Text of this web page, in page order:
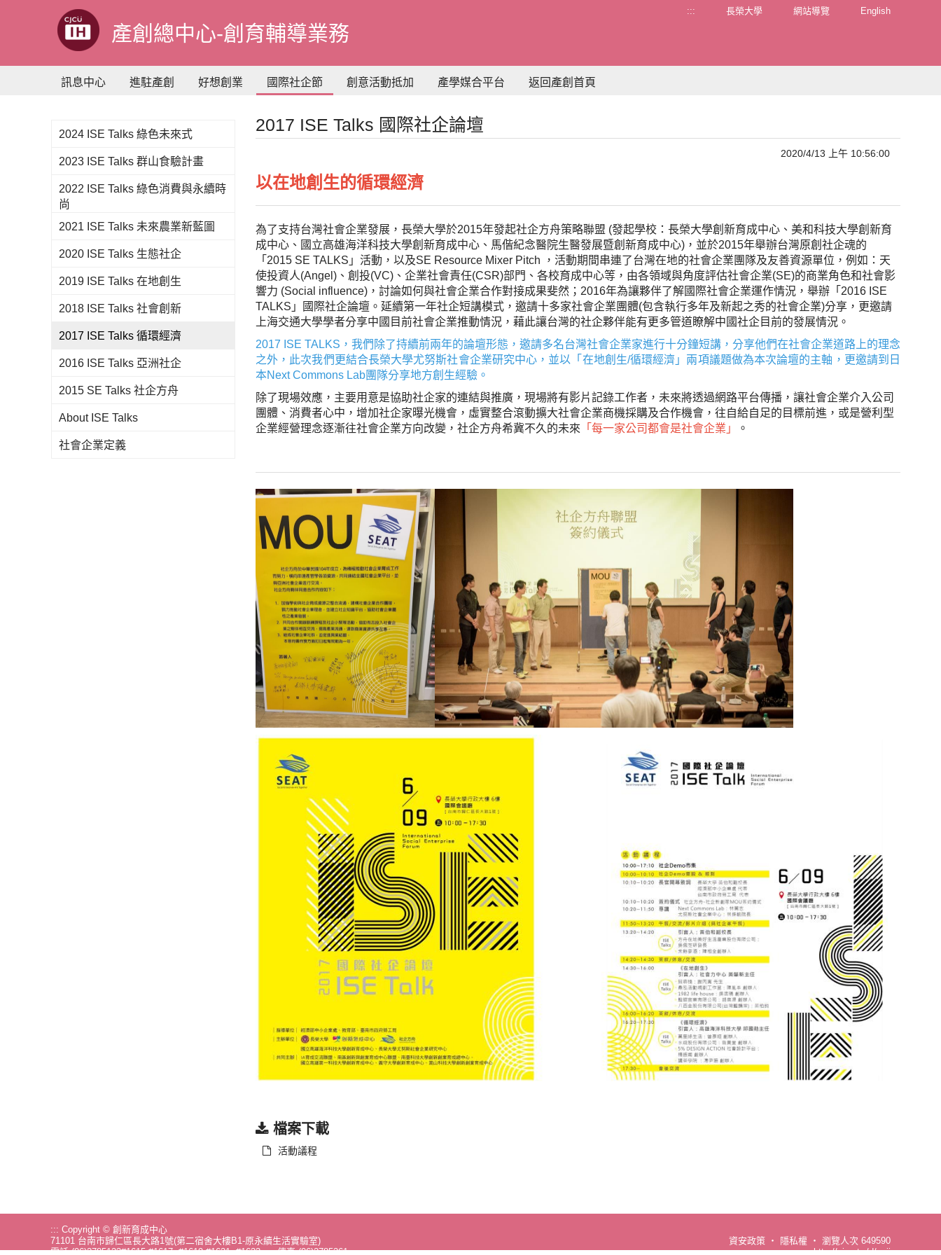
主
要
內
容
產創總中心-創育輔導業務
::: 長榮大學 網站導覽 English
訊息中心 進駐產創 好想創業 國際社企節 創意活動抵加 產學媒合平台 返回產創首頁
2017 ISE Talks 國際社企論壇
2020/4/13 上午 10:56:00
以在地創生的循環經濟
為了支持台灣社會企業發展，長榮大學於2015年發起社企方舟策略聯盟 (發起學校：長榮大學創新育成中心、美和科技大學創新育
成中心、國立高雄海洋科技大學創新育成中心、馬偕紀念醫院生醫發展暨創新育成中心)，並於2015年舉辦台灣原創社企魂的
「2015 SE TALKS」活動，以及SE Resource Mixer Pitch ，活動期間串連了台灣在地的社會企業團隊及友善資源單位，例如：天
使投資人(Angel)、創投(VC)、企業社會責任(CSR)部門、各校育成中心等，由各領域與角度評估社會企業(SE)的商業角色和社會影
響力 (Social influence)，討論如何與社會企業合作對接成果斐然；2016年為讓夥伴了解國際社會企業運作情況，舉辦「2016 ISE
TALKS」國際社企論壇。延續第一年社企短講模式，邀請十多家社會企業團體(包含執行多年及新起之秀的社會企業)分享，更邀請
上海交通大學學者分享中國目前社會企業推動情況，藉此讓台灣的社企夥伴能有更多管道瞭解中國社企目前的發展情況。
2017 ISE TALKS，我們除了持續前兩年的論壇形態，邀請多名台灣社會企業家進行十分鐘短講，分享他們在社會企業道路上的理念
之外，此次我們更結合長榮大學尤努斯社會企業研究中心，並以「在地創生/循環經濟」兩項議題做為本次論壇的主軸，更邀請到日
本Next Commons Lab團隊分享地方創生經驗。
除了現場效應，主要用意是協助社企家的連結與推廣，現場將有影片記錄工作者，未來將透過網路平台傳播，讓社會企業介入公司
團體、消費者心中，增加社企家曝光機會，虛實整合滾動擴大社會企業商機採購及合作機會，往自給自足的目標前進，或是營利型
企業經營理念逐漸往社會企業方向改變，社企方舟希冀不久的未來 「每一家公司都會是社會企業」 。
檔案下載
活動議程
2024 ISE Talks 綠色未來式
2023 ISE Talks 群山食驗計畫
2022 ISE Talks 綠色消費與永續時
尚
2021 ISE Talks 未來農業新藍圖
2020 ISE Talks 生態社企
2019 ISE Talks 在地創生
2018 ISE Talks 社會創新
2017 ISE Talks 循環經濟
2016 ISE Talks 亞洲社企
2015 SE Talks 社企方舟
About ISE Talks
社會企業定義
::: Copyright © 創新育成中心
71101 台南市歸仁區長大路1號(第二宿舍大樓B1-原永續生活實驗室)
電話 (06)2785123#1615.#1617~#1619.#1621~#1623 傳真 (06)2785261
資安政策 ‧ 隱私權 ‧ 瀏覽人次 649590
http://cjcu.tw/d/coii